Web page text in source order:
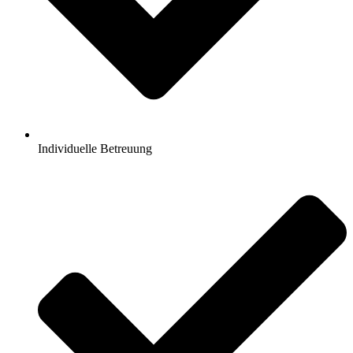
Individuelle Betreuung